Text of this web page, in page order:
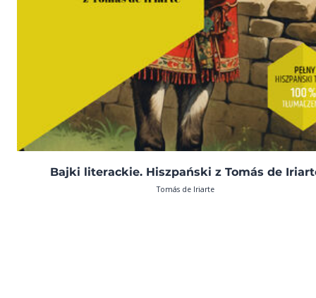
Bajki literackie. Hiszpański z Tomás de
Tomás de Iriarte